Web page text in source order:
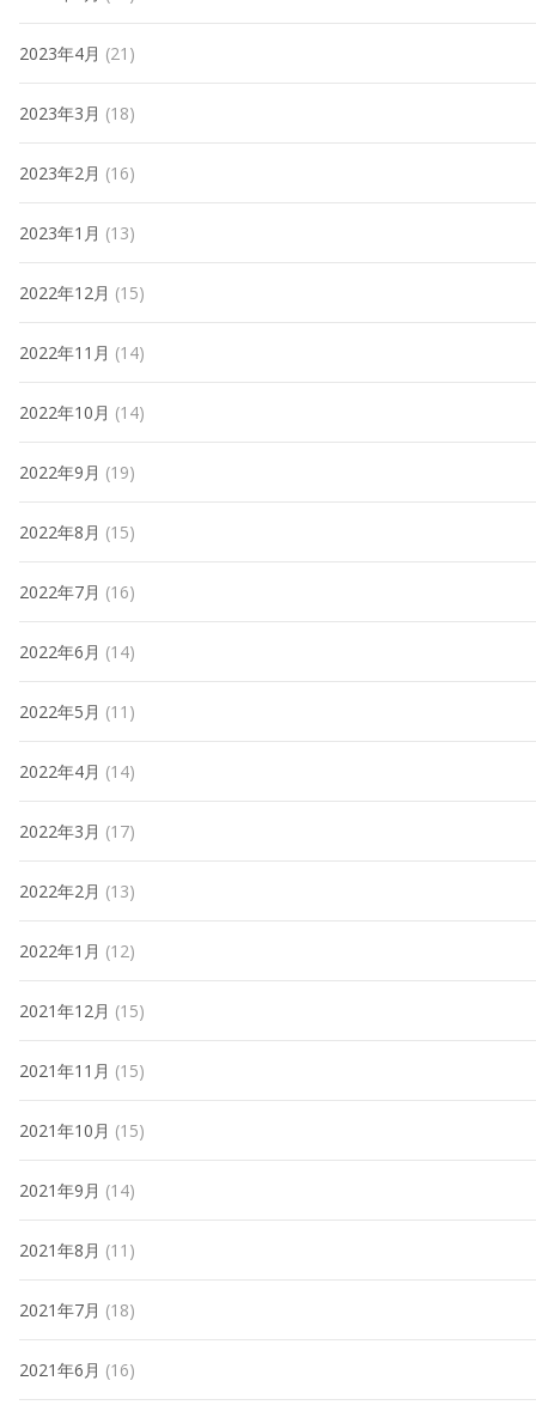
2023年4月 (21)
2023年3月 (18)
2023年2月 (16)
2023年1月 (13)
2022年12月 (15)
2022年11月 (14)
2022年10月 (14)
2022年9月 (19)
2022年8月 (15)
2022年7月 (16)
2022年6月 (14)
2022年5月 (11)
2022年4月 (14)
2022年3月 (17)
2022年2月 (13)
2022年1月 (12)
2021年12月 (15)
2021年11月 (15)
2021年10月 (15)
2021年9月 (14)
2021年8月 (11)
2021年7月 (18)
2021年6月 (16)